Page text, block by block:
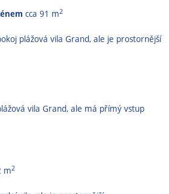
cca 91 m2
plážová vila Grand, ale je prostornější
vila Grand, ale má přímý vstup
m2